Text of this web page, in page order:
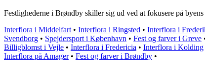
Festlighederne i Brøndby skiller sig ud ved at fokusere på
Interflora i Middelfart • Interflora i Ringsted • Interflora i
Svendborg • Spejdersport i København • Fest og farver i Greve
Billigblomst i Vejle • Interflora i Fredericia • Interflora i Kolding
Interflora på Amager• Fest og farver i Brøndby •